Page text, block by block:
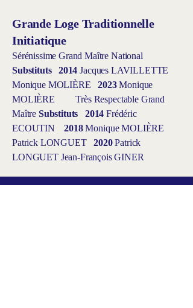
Grande Loge Traditionnelle
Initiatique
Sérénissime Grand Maître National
Substituts
2014 Jacques LAVILLETTE
Monique MOLIÈRE2023Monique
MOLIÈRE Très Respectable Grand
Maître Substituts 2014 Frédéric
ECOUTIN2018Monique MOLIÈRE
Patrick LONGUET2020Patrick
LONGUET Jean-François GINER